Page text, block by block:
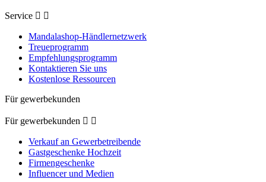
Service  
Mandalashop-Händlernetzwerk
Treueprogramm
Empfehlungsprogramm
Kontaktieren Sie uns
Kostenlose Ressourcen
Für gewerbekunden
Für gewerbekunden  
Verkauf an Gewerbetreibende
Gastgeschenke Hochzeit
Firmengeschenke
Influencer und Medien